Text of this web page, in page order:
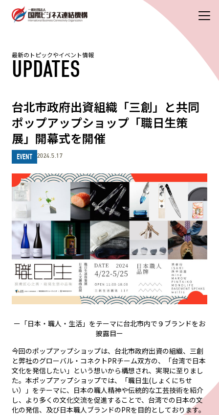
最新のトピックやイベント情報
UPDATES
台北市政府出資組織「三創」と共同
ポップアップショップ「職日生策
展」開幕式を開催
EVENT 2024.5.17
ー「日本・職人・生活」をテーマに台北市内で９ブランドをお
披露目ー
今回のポップアップショップは、台北市政府出資の組織、三創
と弊社のグローバル・コネクトPRチーム双方の、「台湾で日本
文化を発信したい」という想いから構想され、実現に至りまし
た。本ポップアップショップでは、「職日生(しょくにちせ
い）」をテーマに、日本の職人精神や伝統的な工芸技術を紹介
し、より多くの文化交流を促進することで、台湾での日本の文
化の発信、及び日本職人ブランドのPRを目的としております。